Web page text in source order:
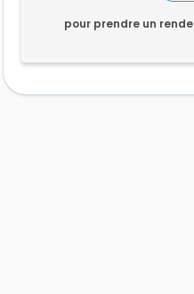
pour prendre un